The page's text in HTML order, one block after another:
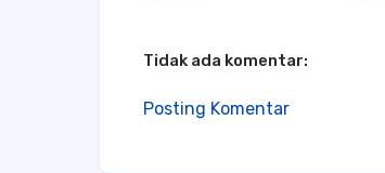
Tidak ada komentar:
Posting Komentar